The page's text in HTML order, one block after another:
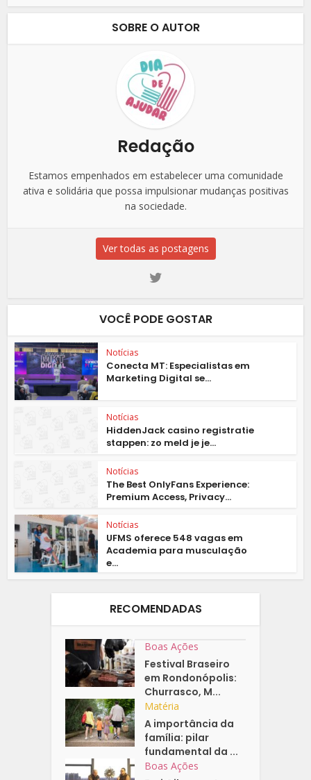
SOBRE O AUTOR
Redação
Estamos empenhados em estabelecer uma comunidade
ativa e solidária que possa impulsionar mudanças positivas
na sociedade.
Ver todas as postagens
VOCÊ PODE GOSTAR
Notícias
Conecta MT: Especialistas em
Marketing Digital se...
Notícias
HiddenJack casino registratie
stappen: zo meld je je...
Notícias
The Best OnlyFans Experience:
Premium Access, Privacy...
Notícias
UFMS oferece 548 vagas em
Academia para musculação
e...
RECOMENDADAS
Boas Ações
Festival Braseiro
em Rondonópolis:
Churrasco, M...
Matéria
A importância da
família: pilar
fundamental da ...
Boas Ações